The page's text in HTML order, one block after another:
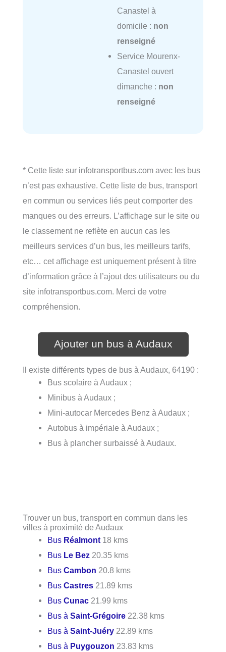
Canastel à
domicile : non
renseigné
Service Mourenx-
Canastel ouvert
dimanche : non
renseigné
* Cette liste sur infotransportbus.com avec les bus
n’est pas exhaustive. Cette liste de bus, transport
en commun ou services liés peut comporter des
manques ou des erreurs. L’affichage sur le site ou
le classement ne reflète en aucun cas les
meilleurs services d’un bus, les meilleurs tarifs,
etc… cet affichage est uniquement présent à titre
d’information grâce à l’ajout des utilisateurs ou du
site infotransportbus.com. Merci de votre
compréhension.
Ajouter un bus à Audaux
Il existe différents types de bus à Audaux, 64190 :
Bus scolaire à Audaux ;
Minibus à Audaux ;
Mini-autocar Mercedes Benz à Audaux ;
Autobus à impériale à Audaux ;
Bus à plancher surbaissé à Audaux.
Trouver un bus, transport en commun dans les
villes à proximité de Audaux
Bus Réalmont 18 kms
Bus Le Bez 20.35 kms
BusCambon 20.8 kms
BusCastres 21.89 kms
BusCunac 21.99 kms
Bus àSaint-Grégoire 22.38 kms
Bus àSaint-Juéry 22.89 kms
Bus à Puygouzon 23.83 kms